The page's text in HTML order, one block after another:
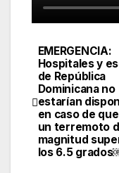
de
EMERGENCIA:
Hospitales y
de República
Dominicana no
estarían
en caso de
un terremoto
magnitud
los 6.5